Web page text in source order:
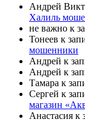
Андрей
Халиль
не важно к
Тонеев к
мошенники
Андрей к
Андрей к
Тамара к
Сергей к
магазин
Анастасия к